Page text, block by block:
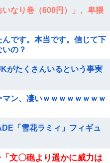
いなり巻（600円）」、卑猥
です。本当です。信じて下
の？
がたくさんいるという事実
マン、凄いｗｗｗｗｗｗｗｗ
「雪花ラミィ」フィギュ
文〇砲より遥かに威力は